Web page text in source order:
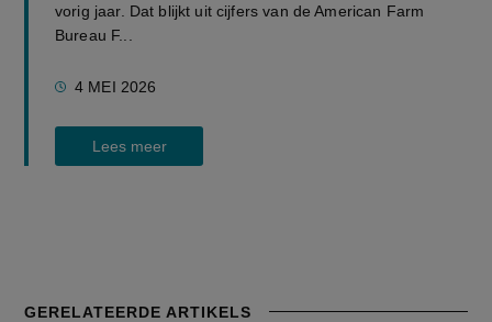
vorig jaar. Dat blijkt uit cijfers van de American Farm
Bureau F...
4 MEI 2026
Lees meer
GERELATEERDE ARTIKELS